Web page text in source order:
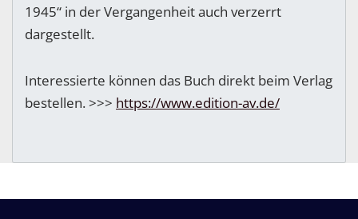
1945“ in der Vergangenheit auch verzerrt
dargestellt.
Interessierte können das Buch direkt beim Verlag
bestellen. >>> https://www.edition-av.de/